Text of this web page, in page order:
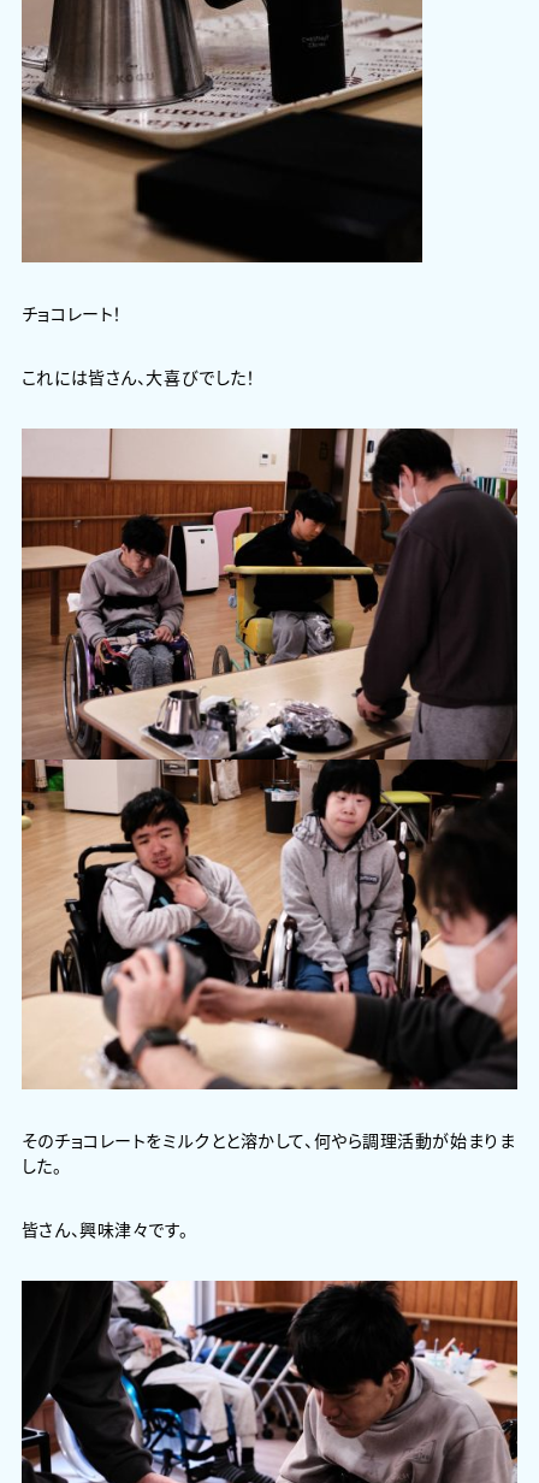
チョコレート！
これには皆さん、大喜びでした！
そのチョコレートをミルクとと溶かして、何やら調理活動が始まりま
した。
皆さん、興味津々です。